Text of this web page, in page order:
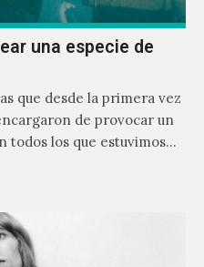
una especie de
que desde la primera vez
de provocar un
los que estuvimos